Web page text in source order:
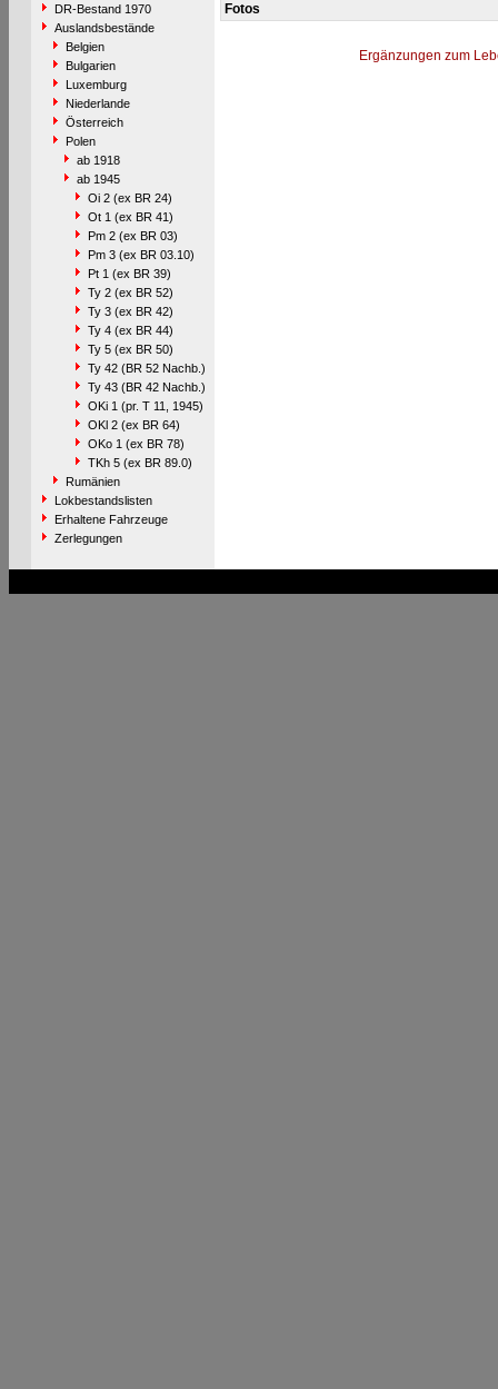
DR-Bestand 1970
Auslandsbestände
Belgien
Bulgarien
Luxemburg
Niederlande
Österreich
Polen
ab 1918
ab 1945
Oi 2 (ex BR 24)
Ot 1 (ex BR 41)
Pm 2 (ex BR 03)
Pm 3 (ex BR 03.10)
Pt 1 (ex BR 39)
Ty 2 (ex BR 52)
Ty 3 (ex BR 42)
Ty 4 (ex BR 44)
Ty 5 (ex BR 50)
Ty 42 (BR 52 Nachb.)
Ty 43 (BR 42 Nachb.)
OKi 1 (pr. T 11, 1945)
OKl 2 (ex BR 64)
OKo 1 (ex BR 78)
TKh 5 (ex BR 89.0)
Rumänien
Lokbestandslisten
Erhaltene Fahrzeuge
Zerlegungen
Fotos
Ergänzungen zum